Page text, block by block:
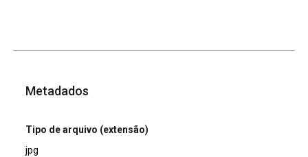
Metadados
Tipo de arquivo (extensão)
jpg